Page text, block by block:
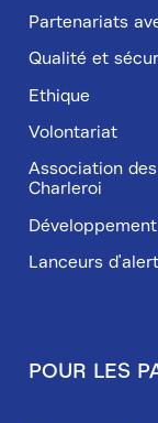
Partenariats
Qualité et
Ethique
Volontariat
Association
Charleroi
Lanceurs
POUR LES